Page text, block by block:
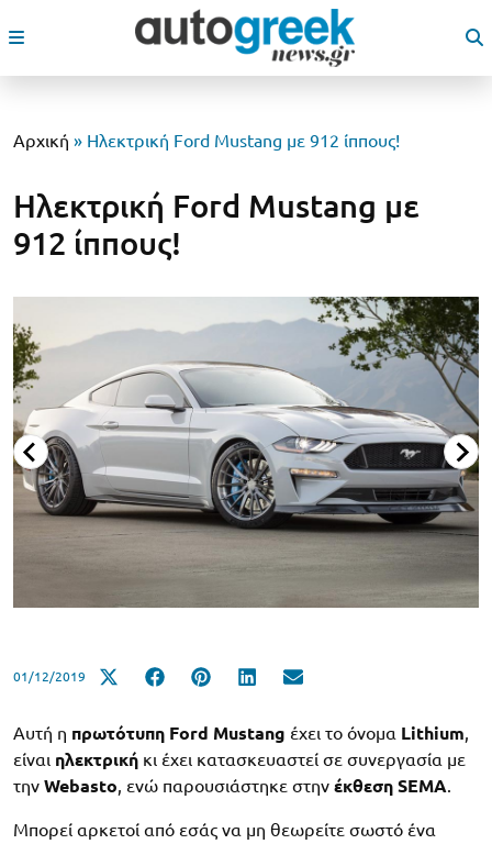
Αρχική » Ηλεκτρική Ford Mustang με 912 ίππους!
Ηλεκτρική Ford Mustang με
912 ίππους!
01/12/2019
Αυτή η πρωτότυπη Ford Mustang έχει το όνομα Lithium,
είναι ηλεκτρική κι έχει κατασκευαστεί σε συνεργασία με
την Webasto, ενώ παρουσιάστηκε στην έκθεση SEMA.
Μπορεί αρκετοί από εσάς να μη θεωρείτε σωστό ένα